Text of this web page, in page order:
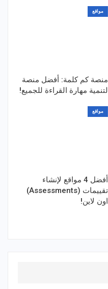
مواقع
منصة كم كلمة: أفضل منصة
لتنمية مهارة القراءة للجميع!
مواقع
أفضل 4 مواقع لإنشاء
تقييمات (Assessments)
اون لاين!